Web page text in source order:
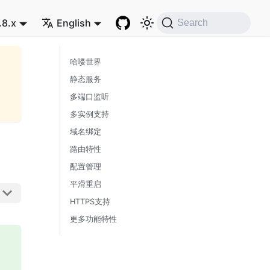
English Search
哈喽世界
静态服务
多端口监听
多实例支持
域名绑定
路由特性
配置管理
平滑重启
HTTPS支持
更多功能特性